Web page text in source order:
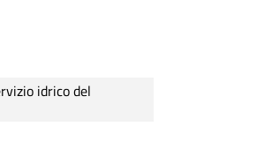
idrico del